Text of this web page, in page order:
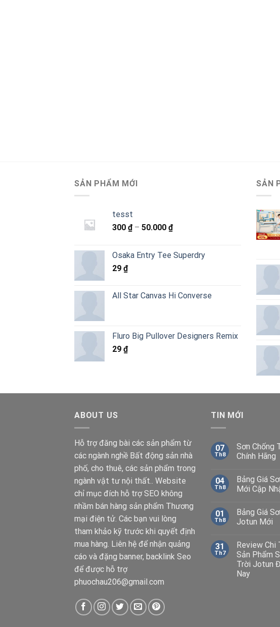
SẢN PHẨM MỚI
tesst
300 ₫ – 50.000 ₫Khoảng
300 ₫
Osaka Entry Tee Superdry
29 ₫
All Star Canvas Hi Converse
Fluro Big Pullover Designers Remix
29 ₫
SẢN
ABOUT US
Hỗ trợ đăng bài các sản phẩm từ
các ngành nghề Bất động sản nhà
phố, cho thuê, các sản phẩm trong
ngành vật tư nội thất.. Website
chỉ mục đích hỗ trợ SEO không
nhầm bán hàng sản phẩm Thương
mại điện tử. Các bạn vui lòng
tham khảo kỹ trước khi quyết định
mua hàng. Liên hệ để nhận quảng
cáo và đặng banner, backlink Seo
để được hỗ trợ
phuochau206@gmail.com
TIN MỚI
07
Th8
Sơn Chống
Chính Hãng
04
Th8
Bảng Giá
Mới Cập
01
Th8
Bảng Giá
Jotun Mới
31
Th7
Review Chi
Sản Phẩm
Trời Jotun
Nay